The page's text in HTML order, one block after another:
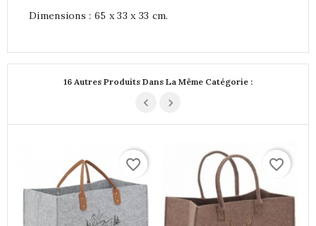
Dimensions : 65 x 33 x 33 cm.
16 Autres Produits Dans La Même Catégorie :
favorite_border favorite_border